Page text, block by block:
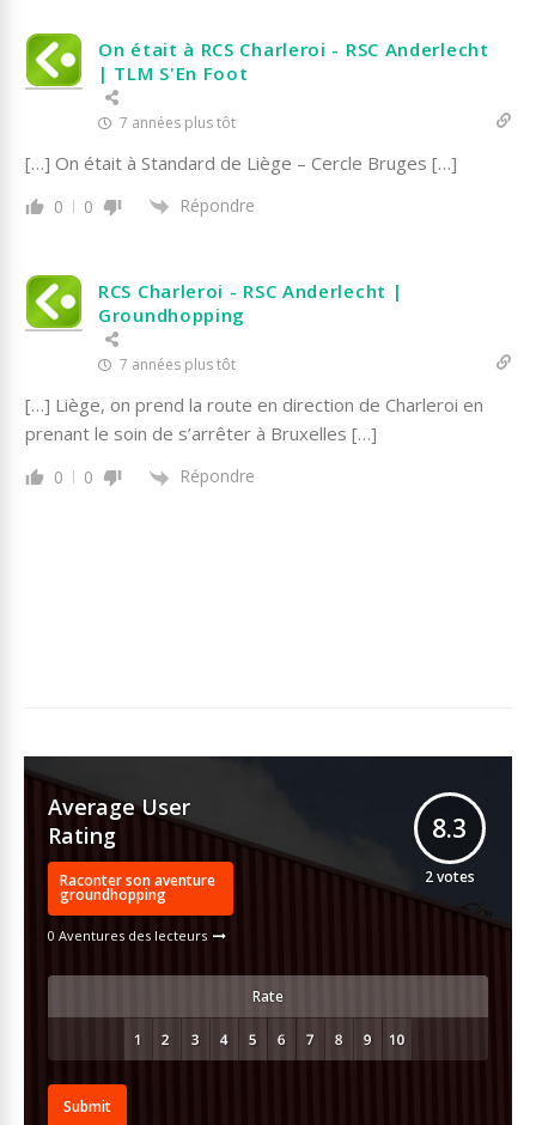
On était à RCS Charleroi - RSC Anderlecht
| TLM S'En Foot
7 années plus tôt
[…] On était à Standard de Liège – Cercle Bruges […]
0 0 Répondre
RCS Charleroi - RSC Anderlecht |
Groundhopping
7 années plus tôt
[…] Liège, on prend la route en direction de Charleroi en
prenant le soin de s’arrêter à Bruxelles […]
0 0 Répondre
Average User
Rating
Raconter son aventure
groundhopping
0 Aventures des lecteurs
8.3
2votes
Rate
Submit